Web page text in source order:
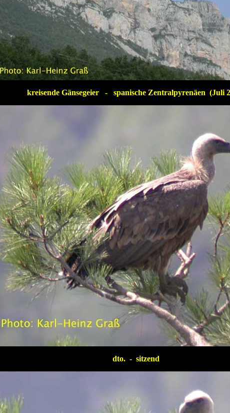
kreisende Gänsegeier - spanische Zentralpyrenäen (Juli
dto. - sitzend